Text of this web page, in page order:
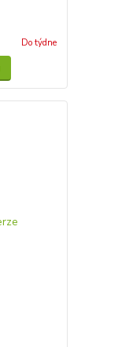
Do týdne